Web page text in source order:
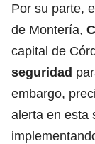
Por su parte,
de Montería,
capital de
seguridad
embargo,
alerta en esta